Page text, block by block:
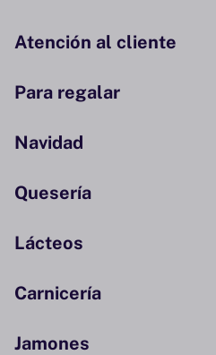
Atención al cliente
Para regalar
Navidad
Quesería
Lácteos
Carnicería
Jamones